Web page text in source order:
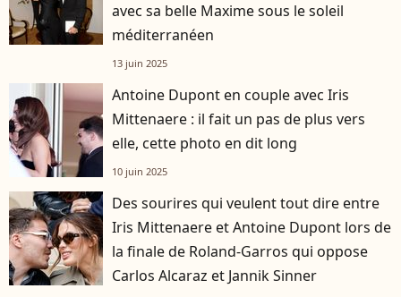
avec sa belle Maxime sous le soleil
méditerranéen
13 juin 2025
Antoine Dupont en couple avec Iris
Mittenaere : il fait un pas de plus vers
elle, cette photo en dit long
10 juin 2025
Des sourires qui veulent tout dire entre
Iris Mittenaere et Antoine Dupont lors de
la finale de Roland-Garros qui oppose
Carlos Alcaraz et Jannik Sinner